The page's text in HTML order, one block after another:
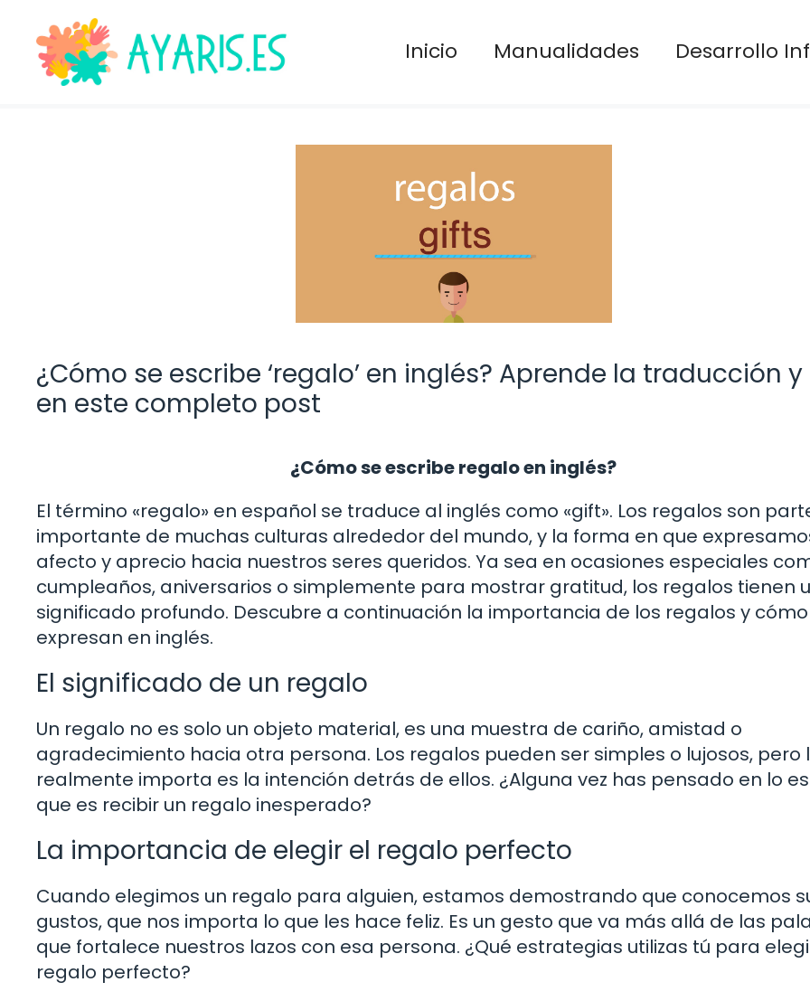
contenido
Inicio Manualidades Desarrollo
¿Cómo se escribe ‘regalo’ en inglés? Aprende la traducción y
en este completo post
¿Cómo se escribe regalo en inglés?
El término «regalo» en español se traduce al inglés como «gift». Los regalos son
importante de muchas culturas alrededor del mundo, y la forma en que
afecto y aprecio hacia nuestros seres queridos. Ya sea en ocasiones especiales
cumpleaños, aniversarios o simplemente para mostrar gratitud, los regalos tienen
significado profundo. Descubre a continuación la importancia de los regalos y
expresan en inglés.
El significado de un regalo
Un regalo no es solo un objeto material, es una muestra de cariño, amistad o
agradecimiento hacia otra persona. Los regalos pueden ser simples o lujosos, pero
realmente importa es la intención detrás de ellos. ¿Alguna vez has pensado en lo
que es recibir un regalo inesperado?
La importancia de elegir el regalo perfecto
Cuando elegimos un regalo para alguien, estamos demostrando que conocemos
gustos, que nos importa lo que les hace feliz. Es un gesto que va más allá de las
que fortalece nuestros lazos con esa persona. ¿Qué estrategias utilizas tú para
regalo perfecto?